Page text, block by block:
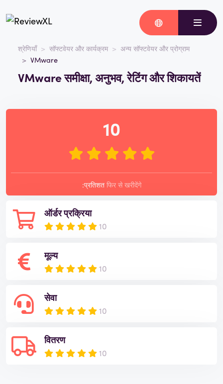
श्रेणियाँ सॉफ्टवेयर और कार्यक्रम
अन्य सॉफ्टवेयर और प्रोग्राम
VMware
VMware समीक्षा, अनुभव, रेटिंग और शिकायतें
ऑर्डर प्रक्रिया
10
मूल्य
10
सेवा
10
वितरण
10
10
:प्रतिशत फिर से खरीदेंगे